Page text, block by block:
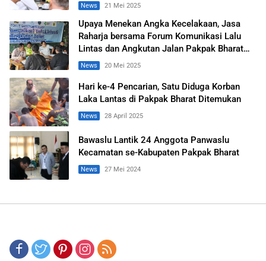
News 21 Mei 2025
Upaya Menekan Angka Kecelakaan, Jasa
Raharja bersama Forum Komunikasi Lalu
Lintas dan Angkutan Jalan Pakpak Bharat
Adakan FGD
News 20 Mei 2025
Hari ke-4 Pencarian, Satu Diduga Korban
Laka Lantas di Pakpak Bharat Ditemukan
News 28 April 2025
Bawaslu Lantik 24 Anggota Panwaslu
Kecamatan se-Kabupaten Pakpak Bharat
News 27 Mei 2024